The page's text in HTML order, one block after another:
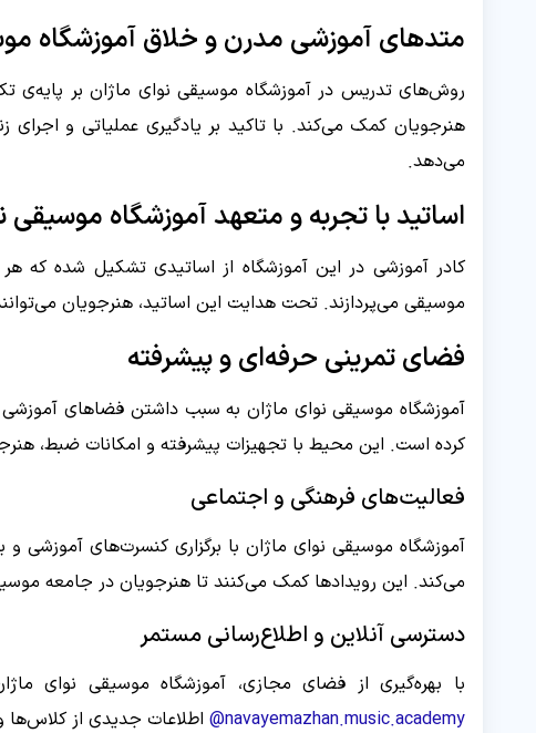
متدهای آموزشی مدرن و خلاق آموزشگاه
روش‌های تدریس در آموزشگاه موسیقی نوای ماژان بر پایه‌ی
هنرجویان کمک می‌کند. با تاکید بر یادگیری عملیاتی و اجرای
می‌دهد.
اساتید با تجربه و متعهد آموزشگاه موسیقی
کادر آموزشی در این آموزشگاه از اساتیدی تشکیل شده
موسیقی می‌پردازند. تحت هدایت این اساتید، هنرجویان
فضای تمرینی حرفه‌ای و پیشرفته
آموزشگاه موسیقی نوای ماژان به سبب داشتن فضاهای
کرده است. این محیط با تجهیزات پیشرفته و امکانات ضبط،
فعالیت‌های فرهنگی و اجتماعی
آموزشگاه موسیقی نوای ماژان با برگزاری کنسرت‌های آموزشی
می‌کند. این رویدادها کمک می‌کنند تا هنرجویان در جامعه
دسترسی آنلاین و اطلاع‌رسانی مستمر
با بهره‌گیری از فضای مجازی، آموزشگاه موسیقی نوای
navayemazhan.music.academy@
اطلاعات جدیدی از کلاس‌ها